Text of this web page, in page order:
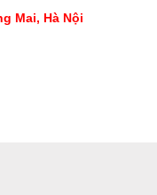
Mai, Hà Nội